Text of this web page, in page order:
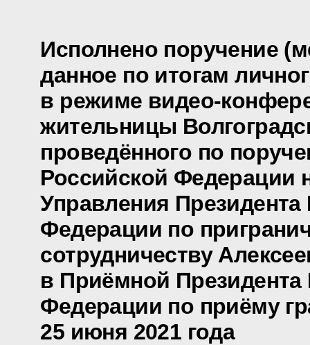
Исполнено поручение
данное по итогам
в режиме видео-
жительницы
проведённого по
Российской Федерации
Управления Президента
Федерации по
сотрудничеству
в Приёмной Президента
Федерации по приёму
25 июня 2021 года